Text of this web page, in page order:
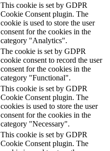
This cookie is set by GDPR
Cookie Consent plugin. The
cookie is used to store the user
consent for the cookies in the
category "Analytics".
The cookie is set by GDPR
cookie consent to record the user
consent for the cookies in the
category "Functional".
This cookie is set by GDPR
Cookie Consent plugin. The
cookies is used to store the user
consent for the cookies in the
category "Necessary".
This cookie is set by GDPR
Cookie Consent plugin. The